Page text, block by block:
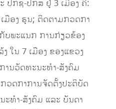
ປກຊ-ປກສ ຢູ່ 3 ເມືອງ ຄື:
ມືອງ ຮຸນ; ຕິດຕາມກວດກາ
ພະແນກ ການກ່ຽວຂ້ອງ
ໃນ 7 ເມືອງ ຂອງແຂວງ
ນວັດທະນະທໍາ-ສັງຄົມ
ວດກາການຈັດຕັ້ງປະຕິບັດ
ະທໍາ-ສັງຄົມ ແລະ ບັນດາ